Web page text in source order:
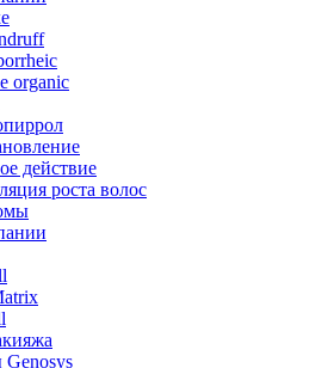
organic
действие
роста волос